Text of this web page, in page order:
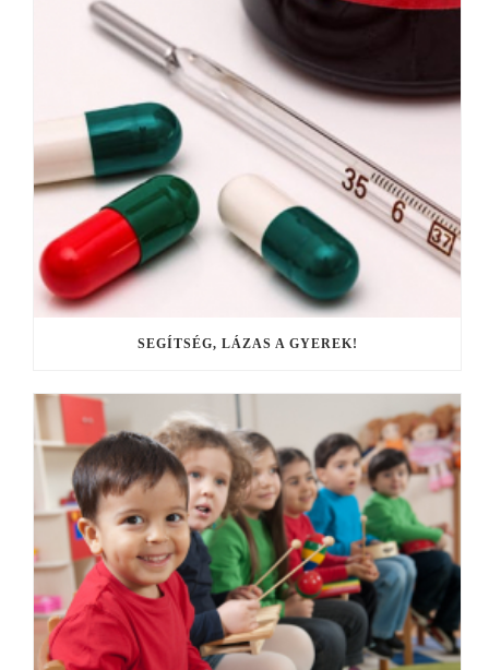
SEGÍTSÉG, LÁZAS A GYEREK!